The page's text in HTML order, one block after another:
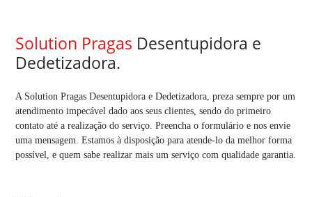
Solution Pragas Desentupidora e
Dedetizadora.
A Solution Pragas Desentupidora e Dedetizadora, preza sempre por um
atendimento impecável dado aos seus clientes, sendo do primeiro
contato até a realização do serviço. Preencha o formulário e nos envie
uma mensagem. Estamos à disposição para atende-lo da melhor forma
possível, e quem sabe realizar mais um serviço com qualidade garantia.